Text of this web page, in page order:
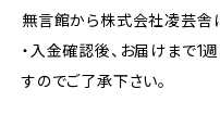
無言館から株式会社凌芸舎
・入金確認後、お届けまで1
すのでご了承下さい。